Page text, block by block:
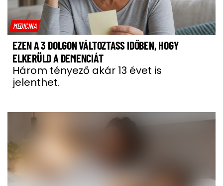
MEDICINA
EZEN A 3 DOLGON VÁLTOZTASS IDŐBEN, HOGY
ELKERÜLD A DEMENCIÁT
Három tényező akár 13 évet is
jelenthet.